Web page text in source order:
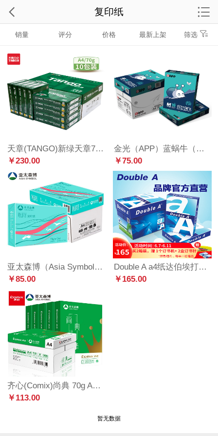
销量 评分 价格 最新上架 筛选
天章(TANGO)新绿天章70gA4打印纸 复印纸 中高品质款打印纸 500张/包 10包/箱(5000张)
￥230.00
金光（APP）蓝蜗牛（蓝蜗牛） A4/70g 复印纸 500张/包 5包/箱（2500张）
￥75.00
亚太森博（Asia Symbol）派部落70g A4复印纸木浆打印纸 人气款 500张/包 5包/箱（2500张）（百旺系列）
￥85.00
Double A a4纸达伯埃打印纸80g250张A4复印纸办公用品打印整箱批发 整箱（2500张） 80g A4 250张/包 10包/箱
￥165.00
齐心(Comix)尚典 70g A4 复印纸 500张/包 5包/箱（2500张） CB3174-5
￥113.00
暂无数据
复印纸